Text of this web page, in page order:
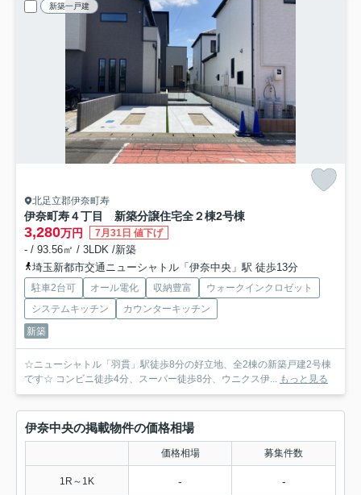
新築一戸建
北足立郡伊奈町寿
伊奈町寿４丁目 新築分譲住宅全２棟2号棟
3,280万円 7月31日 値下げ
- / 93.56㎡ / 3LDK /新築
埼玉新都市交通ニューシャトル「伊奈中央」駅 徒歩13分
駐車2台可 オール電化 収納豊富
ウォークインクロゼット
システムキッチン
カウンターキッチン
新築
☆ニューシャトル「羽貫」駅徒歩8分の好立地、全2棟の新築戸建2号棟
です☆ コンビニ徒歩4分、スーパー徒歩8分、ウニクス伊... もっと見る
伊奈中央の掲載物件の価格相場
価格相場 募集件数
1R～1K - -